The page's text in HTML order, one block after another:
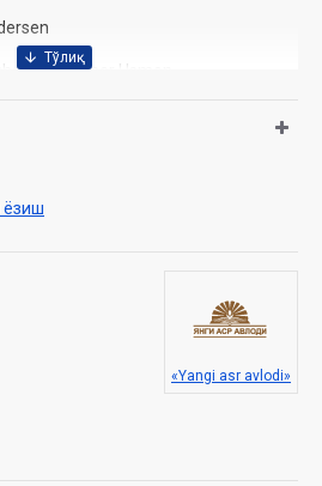
va Alisher Usmon
ёзиш
«Yangi asr avlodi»